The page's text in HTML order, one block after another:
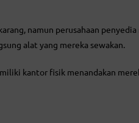
namun perusahaan penyedia
alat yang mereka sewakan.
kantor fisik menandakan